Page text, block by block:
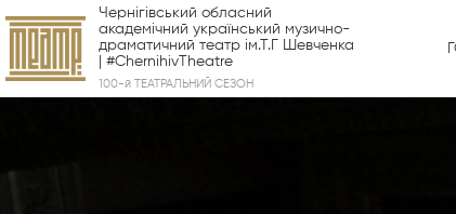
Чернігівський обласний
академічний український музично-
драматичний театр ім.Т.Г Шевченка
| #ChernihivTheatre
100-й ТЕАТРАЛЬНИЙ СЕЗОН